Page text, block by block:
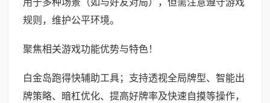
规则，维护公平环境。
聚焦相关游戏功能优势与特色！
白金岛跑得快辅助工具；支持透视全局牌型、智能出
牌策略、暗杠优化、提高好牌率及快速自摸等操作，